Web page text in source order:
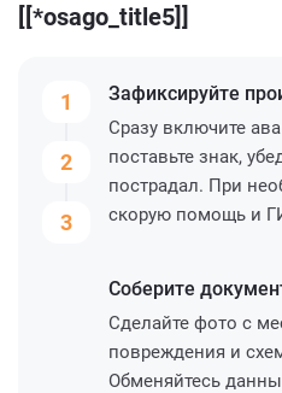
[[*osago_title5]]
1
2
3
Зафиксируйте
Сразу включите
поставьте знак,
пострадал. При
скорую помощь и
Соберите
Сделайте фото с
повреждения и
Обменяйтесь